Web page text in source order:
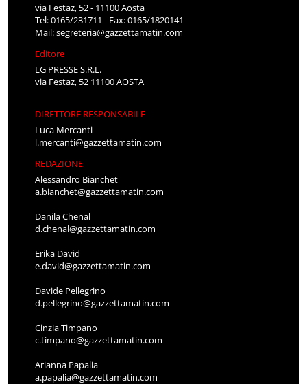
via Festaz, 52 - 11100 Aosta
Tel: 0165/231711 - Fax: 0165/1820141
Mail:segreteria@gazzettamatin.com
Editore
LG PRESSE S.R.L.
via Festaz, 52 11100 AOSTA
DIRETTORE RESPONSABILE
Luca Mercanti
l.mercanti@gazzettamatin.com
REDAZIONE
Alessandro Bianchet
a.bianchet@gazzettamatin.com
Danila Chenal
d.chenal@gazzettamatin.com
Erika David
e.david@gazzettamatin.com
Davide Pellegrino
d.pellegrino@gazzettamatin.com
Cinzia Timpano
c.timpano@gazzettamatin.com
Arianna Papalia
a.papalia@gazzettamatin.com